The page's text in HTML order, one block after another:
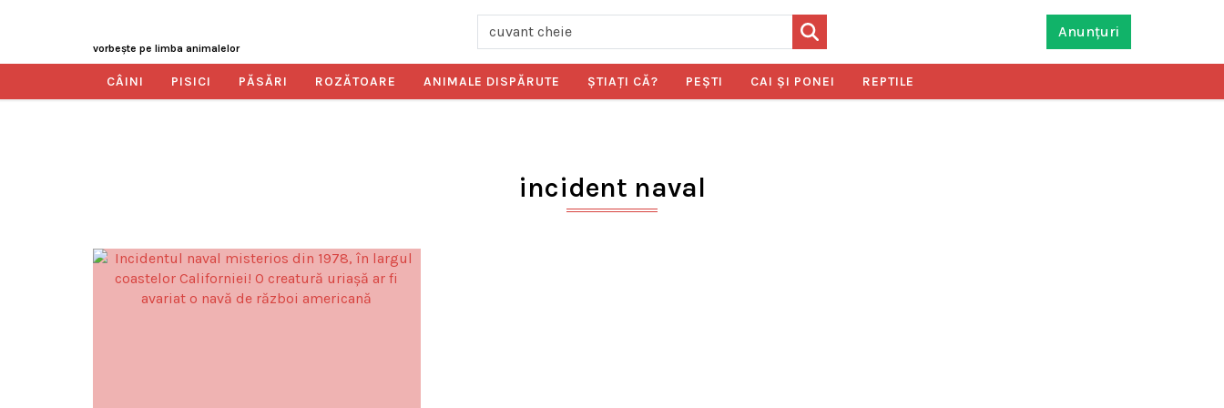
vorbeşte pe limba animalelor
Anunțuri
CÂINI PISICI PĂSĂRI ROZĂTOARE ANIMALE DISPĂRUTE ŞTIAŢI CĂ? PEŞTI CAI ŞI PONEI REPTILE
incident naval